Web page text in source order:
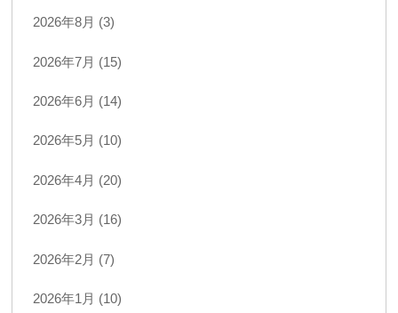
2026年8月 (3)
2026年7月 (15)
2026年6月 (14)
2026年5月 (10)
2026年4月 (20)
2026年3月 (16)
2026年2月 (7)
2026年1月 (10)